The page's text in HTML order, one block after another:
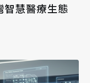
智慧醫療生態